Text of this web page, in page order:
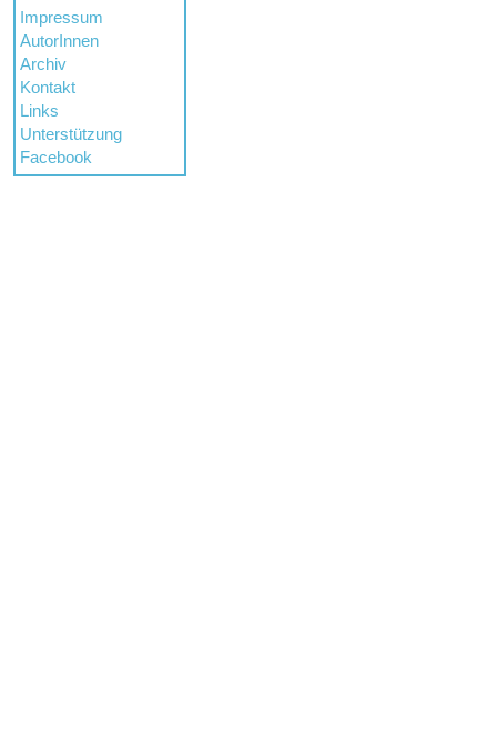
Impressum
AutorInnen
Archiv
Kontakt
Links
Unterstützung
Facebook